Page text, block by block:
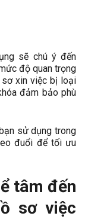
sẽ chú ý đến
độ quan trọng
sơ xin việc bị loại
đảm bảo phù
sử dụng trong
đuổi để tối ưu
tâm đến
sơ việc